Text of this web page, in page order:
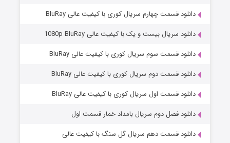
وستی ها
قسمت1 (زیرنویس) منتشر شد
دانلود قسمت چهارم سریال کوری با کیفیت عالی BluRay
دانلود سریال بیست و یک با کیفیت عالی 1080p BluRay
دانلود قسمت سوم سریال کوری با کیفیت عالی BluRay
دانلود قسمت دوم سریال کوری با کیفیت عالی BluRay
دانلود قسمت اول سریال کوری با کیفیت عالی BluRay
دانلود فصل دوم سریال بامداد خمار قسمت اول
دانلود قسمت دهم سریال گل سنگ با کیفیت عالی